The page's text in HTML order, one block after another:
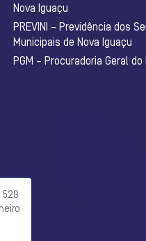
Nova Iguaçu
PREVINI – Previdência dos
Municipais de Nova Iguaçu
PGM – Procuradoria Geral do
528